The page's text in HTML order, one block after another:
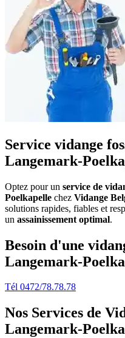
Service vidange
Langemark-
Optez pour un service de
Poelkapelle chez Vidange
solutions rapides, fiables et
un assainissement optimal.
Besoin d'une
Langemark-
Tél 0472/78.78.78
Nos Services de
Langemark-